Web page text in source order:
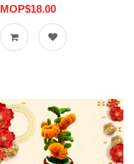
MOP$18.00